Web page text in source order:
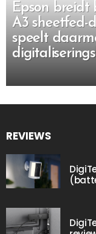
Epson breidt
A3 sheetfed-
speelt
REVIEWS